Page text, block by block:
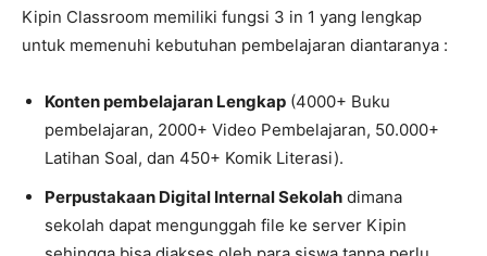
Kipin Classroom memiliki fungsi 3 in 1 yang lengkap
untuk memenuhi kebutuhan pembelajaran diantaranya :
Konten pembelajaran Lengkap (4000+ Buku
pembelajaran, 2000+ Video Pembelajaran, 50.000+
Latihan Soal, dan 450+ Komik Literasi).
Perpustakaan Digital Internal Sekolah dimana
sekolah dapat mengunggah file ke server Kipin